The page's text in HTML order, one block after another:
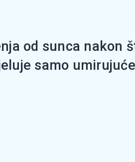
od sunca nakon
samo umirujuće